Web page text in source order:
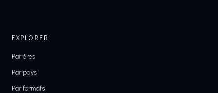
EXPLORER
Par ères
Par pays
Par formats